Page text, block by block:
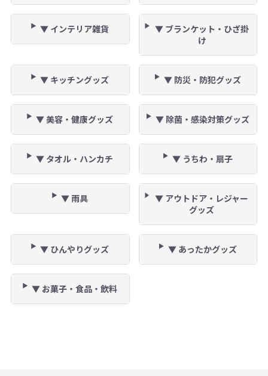
▼ インテリア雑貨
▼ ブランケット・ひざ掛
け
▼ キッチングッズ ▼ 防災・防犯グッズ
▼ 美容・健康グッズ ▼ 除菌・感染対策グッズ
▼ タオル・ハンカチ ▼ うちわ・扇子
▼ 雨具
▼ アウトドア・レジャー
グッズ
▼ ひんやりグッズ ▼ あったかグッズ
▼ お菓子・食品・飲料